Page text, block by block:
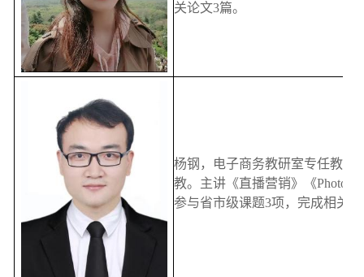
关论文3篇。
杨钢，电子商务教研室专任教师
教。主讲《直播营销》《
参与省市级课题3项，完成相关